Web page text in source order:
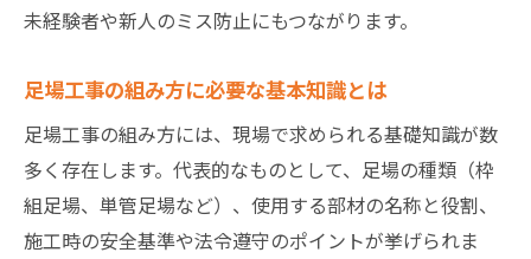
未経験者や新人のミス防止にもつながります。
足場工事の組み方に必要な基本知識とは
足場工事の組み方には、現場で求められる基礎知識が数
多く存在します。代表的なものとして、足場の種類（枠
組足場、単管足場など）、使用する部材の名称と役割、
施工時の安全基準や法令遵守のポイントが挙げられま